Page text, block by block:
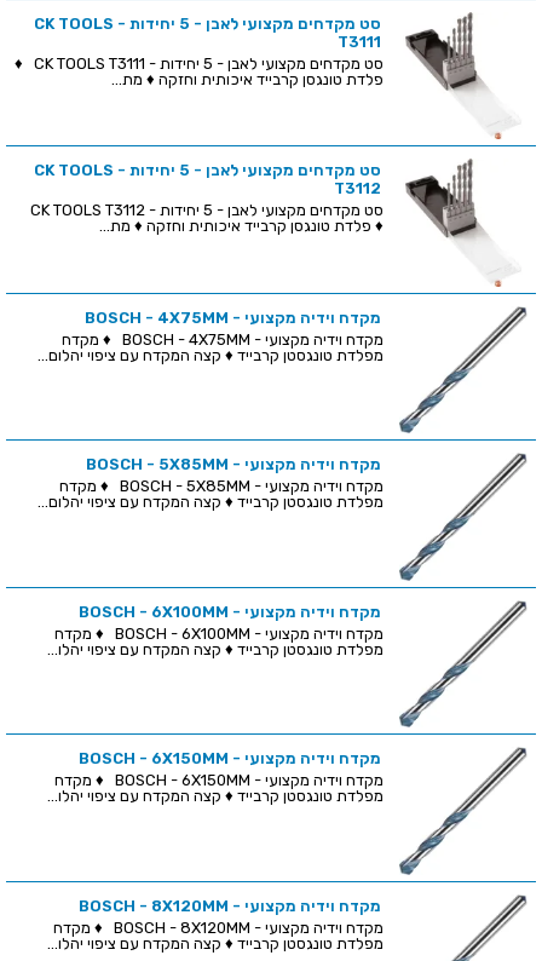
סט מקדחים מקצועי לאבן - 5 יחידות - CK TOOLS
T3111
סט מקדחים מקצועי לאבן - 5 יחידות - CK TOOLS T3111 ♦
פלדת טונגסן קרבייד איכותית וחזקה ♦ מת...
סט מקדחים מקצועי לאבן - 5 יחידות - CK TOOLS
T3112
♦ פלדת טונגסן קרבייד איכותית וחזקה ♦ מת...
מקדח וידיה מקצועי - BOSCH - 4X75MM
מקדח וידיה מקצועי - BOSCH - 4X75MM ♦ מקדח
מפלדת טונגסטן קרבייד ♦ קצה המקדח עם ציפוי יהלום...
מקדח וידיה מקצועי - BOSCH - 5X85MM
מקדח וידיה מקצועי - BOSCH - 5X85MM ♦ מקדח
מפלדת טונגסטן קרבייד ♦ קצה המקדח עם ציפוי יהלום...
מקדח וידיה מקצועי - BOSCH - 6X100MM
מקדח וידיה מקצועי - BOSCH - 6X100MM ♦ מקדח
מפלדת טונגסטן קרבייד ♦ קצה המקדח עם ציפוי יהלו...
מקדח וידיה מקצועי - BOSCH - 6X150MM
מקדח וידיה מקצועי - BOSCH - 6X150MM ♦ מקדח
מפלדת טונגסטן קרבייד ♦ קצה המקדח עם ציפוי יהלו...
מקדח וידיה מקצועי - BOSCH - 8X120MM
מקדח וידיה מקצועי - BOSCH - 8X120MM ♦ מקדח
מפלדת טונגסטן קרבייד ♦ קצה המקדח עם ציפוי יהלו...